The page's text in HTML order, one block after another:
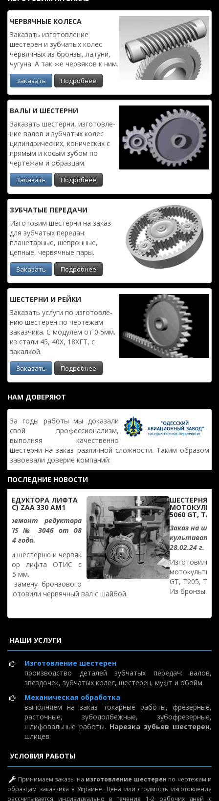
ЧЕРВЯЧ­НЫЕ КОЛЕСА
Заказать изготовле­ние
шестерен и зубчатых колес
червяч­ных из бронзы, латуни,
чугуна. А так же червяков к ним.
Заказать Подробнее
ВАЛЫ И ШЕСТЕРНИ
Заказать шестерни, изготовле­
ние валов и зубчатых колес
цилиндри­ческих, конических с
прямым и косым зубом по
чертежам и образцам.
Заказать Подробнее
ЗУБЧАТЫЕ ПЕРЕДАЧИ
Изготовим шестерни на заказ
для зубчатых передач:
планетарные, шевронные,
цепные, червячные пары.
Заказать Подробнее
ШЕСТЕРНИ И РЕЙКИ
Заказать услуги по изготовле­
нию шестерен по чертежам
заказчика. С модулем от 0,5мм.
из стали 45, 40Х, 18ХГТ, с
закалкой.
Заказать Подробнее
НАМ ДОВЕРЯЮТ
За годы работы мы доказали
свой профессионализм,
выполняя качественно
шестерни на заказ различной сложности. Таким образом
завоевали доверие компаний:
ПОСЛЕДНИЕ НОВОСТИ
ШЕСТЕРНЯ НА
МОТОКУЛЬТИВАТОР MTD
Заказ на шестерни редуктора
культиватора № 11641 от
Изготовили шестерни на
мотокультиватор MTD BL 5060
GT, T205, T245.
Из бронзы БРАЖ9-4 и из чугуна СЧ30 (M1.75, Z48).
НАШИ УСЛУГИ
Изготовление шестерен
производство деталей зубчатых передач: валов,
звездочек, зубчатых колес, шестерен, муфт и обойм.
Механическая обработка
выполняем на заказ токарные работы, фрезерные,
расточные, зубодолбежные, зубофрезерные,
шлифовальные работы. Нарезка зубьев шестерен,
шлицев.
УСЛОВИЯ РАБОТЫ
Принимаем заказы на изготовление шестерен по чертежам и
образцам заказчика в Украине. Цена или стоимость изготовления
рассчитывается индивидуально в течение 1-2 рабочих дней с